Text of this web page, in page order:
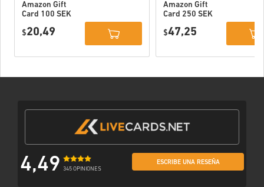
Amazon Gift
Card 100 SEK
$20,49
Amazon Gift
Card 250 SEK
$47,25
4,49 345 OPINIONES
ESCRIBE UNA RESEÑA